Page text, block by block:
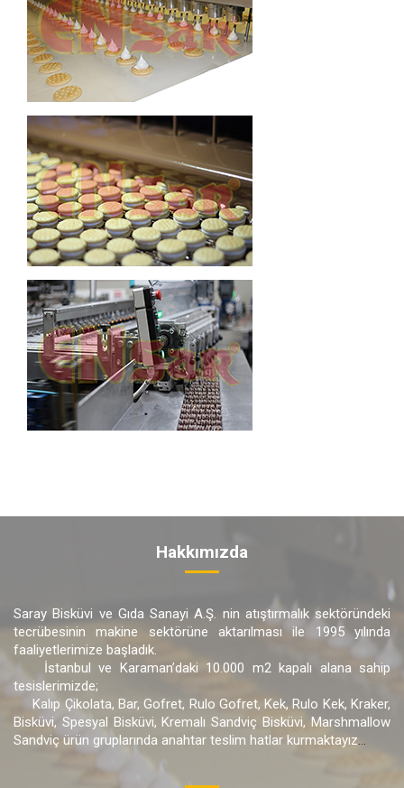
Hakkımızda
Saray Bisküvi ve Gıda Sanayi A.Ş. nin atıştırmalık sektöründeki
tecrübesinin makine sektörüne aktarılması ile 1995 yılında
faaliyetlerimize başladık.
İstanbul ve Karaman’daki 10.000 m2 kapalı alana sahip
tesislerimizde;
Kalıp Çikolata, Bar, Gofret, Rulo Gofret, Kek, Rulo Kek, Kraker,
Bisküvi, Spesyal Bisküvi, Kremalı Sandviç Bisküvi, Marshmallow
Sandviç ürün gruplarında anahtar teslim hatlar kurmaktayız...